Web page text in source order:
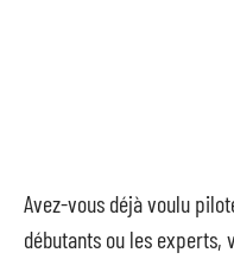
Avez-vous déjà voulu
débutants ou les experts,